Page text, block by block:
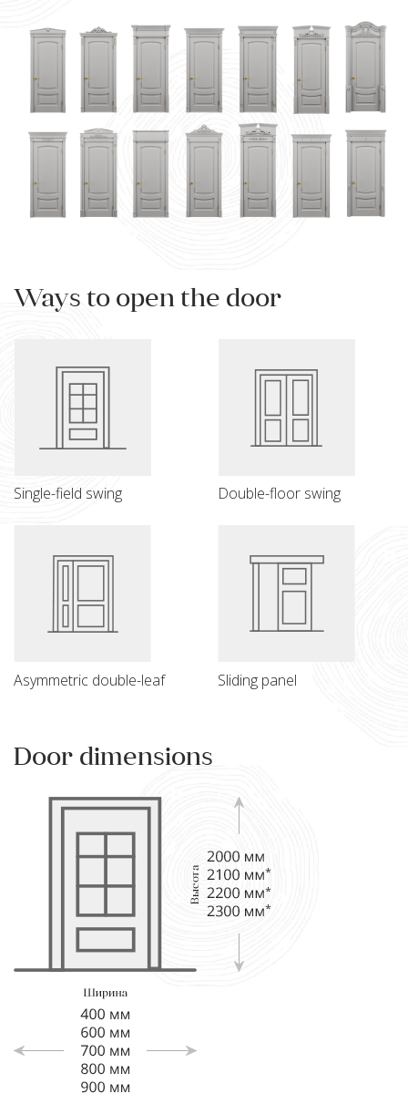
Ways to open the door
Single-field swing Double-floor swing
Asymmetric double-leaf Sliding panel
Door dimensions